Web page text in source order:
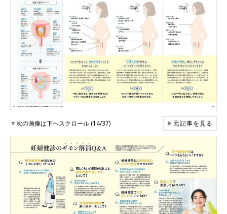
▼次の画像は下へスクロール (14/37) ▶元記事を見る